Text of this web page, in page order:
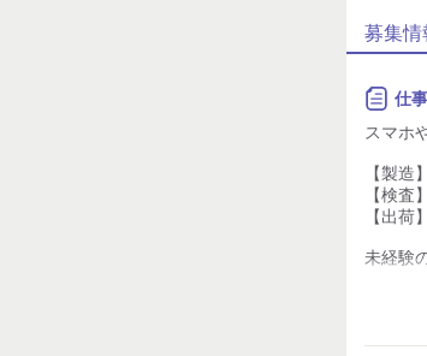
個性が
デス
お客様
力仕
募集情
仕
スマホ
【製
【検査
【出荷
未経験
・ 未経